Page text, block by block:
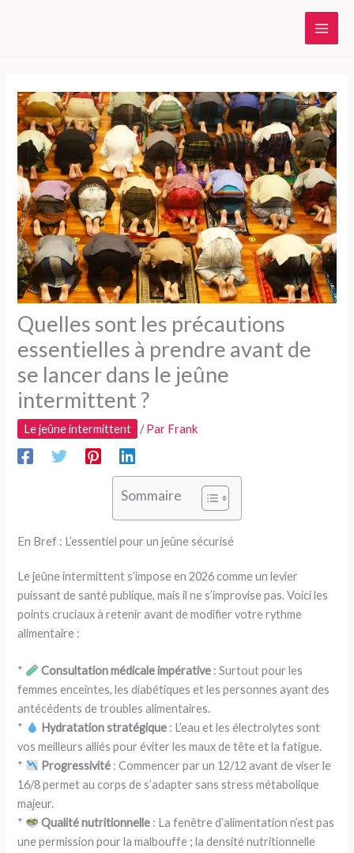
Quelles sont les précautions
essentielles à prendre avant de
se lancer dans le jeûne
intermittent ?
Le jeûne intermittent / Par Frank
Sommaire
En Bref : L’essentiel pour un jeûne sécurisé
Le jeûne intermittent s’impose en 2026 comme un levier
puissant de santé publique, mais il ne s’improvise pas. Voici les
points cruciaux à retenir avant de modifier votre rythme
alimentaire :
* Consultation médicale impérative : Surtout pour les
femmes enceintes, les diabétiques et les personnes ayant des
antécédents de troubles alimentaires.
*
Hydratation stratégique : L’eau et les électrolytes sont
vos meilleurs alliés pour éviter les maux de tête et la fatigue.
*
Progressivité : Commencer par un 12/12 avant de viser le
16/8 permet au corps de s’adapter sans stress métabolique
majeur.
*
Qualité nutritionnelle : La fenêtre d’alimentation n’est pas
une permission pour la malbouffe ; la densité nutritionnelle